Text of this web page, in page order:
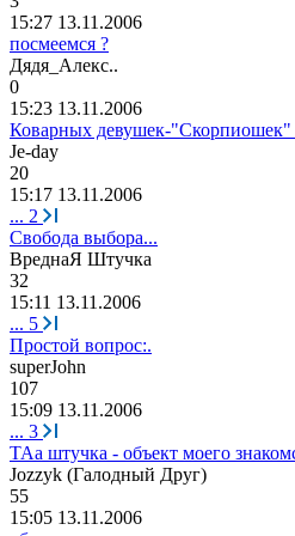
15:27 13.11.2006
посмеемся ?
Дядя Алекс..
0
15:23 13.11.2006
Коварных девушек-
Je-day
20
15:17 13.11.2006
... 2
Свобода выбора...
ВреднаЯ Штучка
32
15:11 13.11.2006
... 5
Простой вопрос:.
superJohn
107
15:09 13.11.2006
... 3
ТАа штучка - объект моего
Jozzyk (Галодный Друг)
55
15:05 13.11.2006